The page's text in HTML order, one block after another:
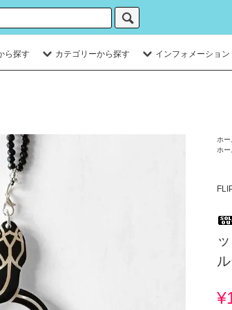
ら探す カテゴリーから探す インフォメーション
ホー
ホー